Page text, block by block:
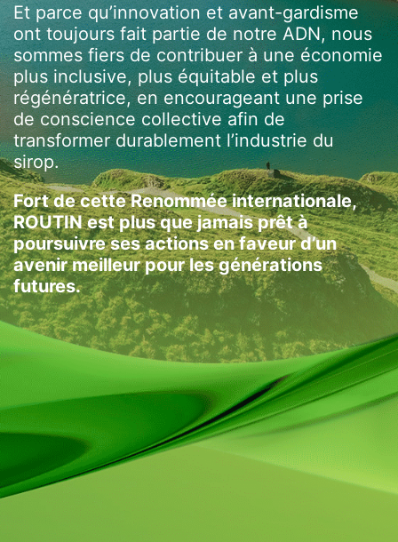
Et parce qu’innovation et avant-gardisme
ont toujours fait partie de notre ADN, nous
sommes fiers de contribuer à une économie
plus inclusive, plus équitable et plus
régénératrice, en encourageant une prise
de conscience collective afin de
transformer durablement l’industrie du
sirop.
Fort de cette Renommée internationale,
ROUTIN est plus que jamais prêt à
poursuivre ses actions en faveur d’un
avenir meilleur pour les générations
futures.